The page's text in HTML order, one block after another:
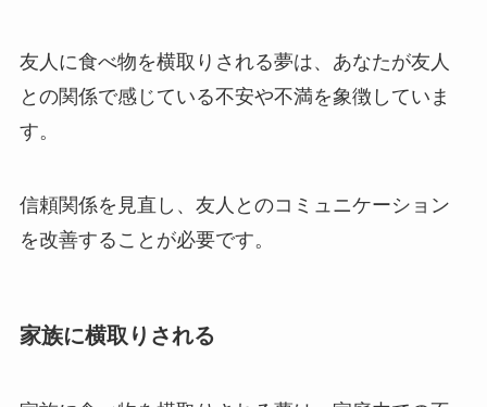
友人に食べ物を横取りされる夢は、あなたが友人
との関係で感じている不安や不満を象徴していま
す。
信頼関係を見直し、友人とのコミュニケーション
を改善することが必要です。
家族に横取りされる